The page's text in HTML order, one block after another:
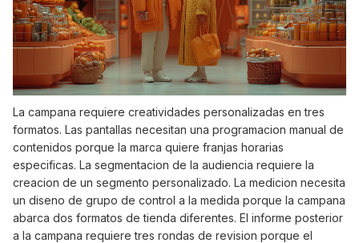
La campana requiere creatividades personalizadas en tres
formatos. Las pantallas necesitan una programacion manual de
contenidos porque la marca quiere franjas horarias
especificas. La segmentacion de la audiencia requiere la
creacion de un segmento personalizado. La medicion necesita
un diseno de grupo de control a la medida porque la campana
abarca dos formatos de tienda diferentes. El informe posterior
a la campana requiere tres rondas de revision porque el